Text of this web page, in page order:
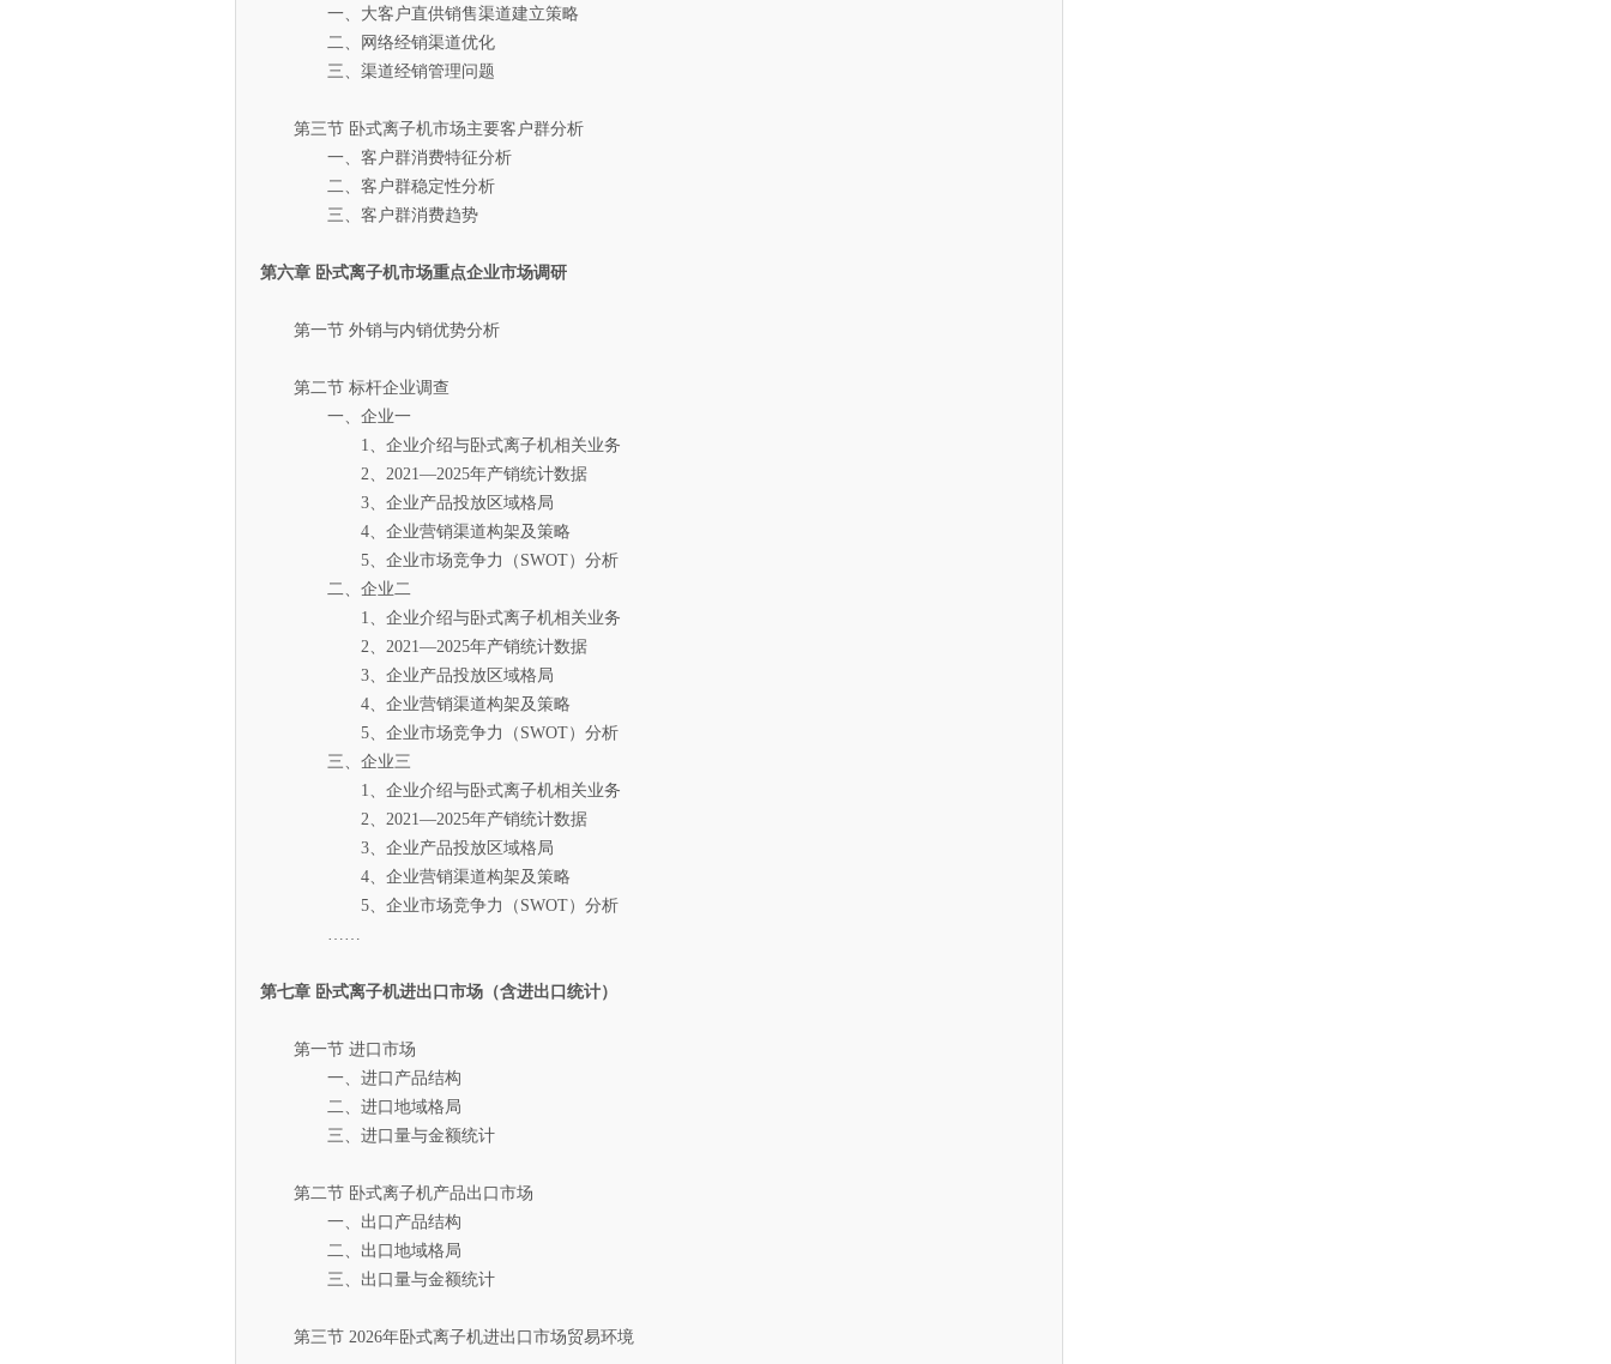
一、大客户直供销售渠道建立策略
二、网络经销渠道优化
三、渠道经销管理问题
第三节 卧式离子机市场主要客户群分析
一、客户群消费特征分析
二、客户群稳定性分析
三、客户群消费趋势
第六章 卧式离子机市场重点企业市场调研
第一节 外销与内销优势分析
第二节 标杆企业调查
一、企业一
1、企业介绍与卧式离子机相关业务
2、2021—2025年产销统计数据
3、企业产品投放区域格局
4、企业营销渠道构架及策略
5、企业市场竞争力（SWOT）分析
二、企业二
1、企业介绍与卧式离子机相关业务
2、2021—2025年产销统计数据
3、企业产品投放区域格局
4、企业营销渠道构架及策略
5、企业市场竞争力（SWOT）分析
三、企业三
1、企业介绍与卧式离子机相关业务
2、2021—2025年产销统计数据
3、企业产品投放区域格局
4、企业营销渠道构架及策略
5、企业市场竞争力（SWOT）分析
……
第七章 卧式离子机进出口市场（含进出口统计）
第一节 进口市场
一、进口产品结构
二、进口地域格局
三、进口量与金额统计
第二节 卧式离子机产品出口市场
一、出口产品结构
二、出口地域格局
三、出口量与金额统计
第三节 2026年卧式离子机进出口市场贸易环境